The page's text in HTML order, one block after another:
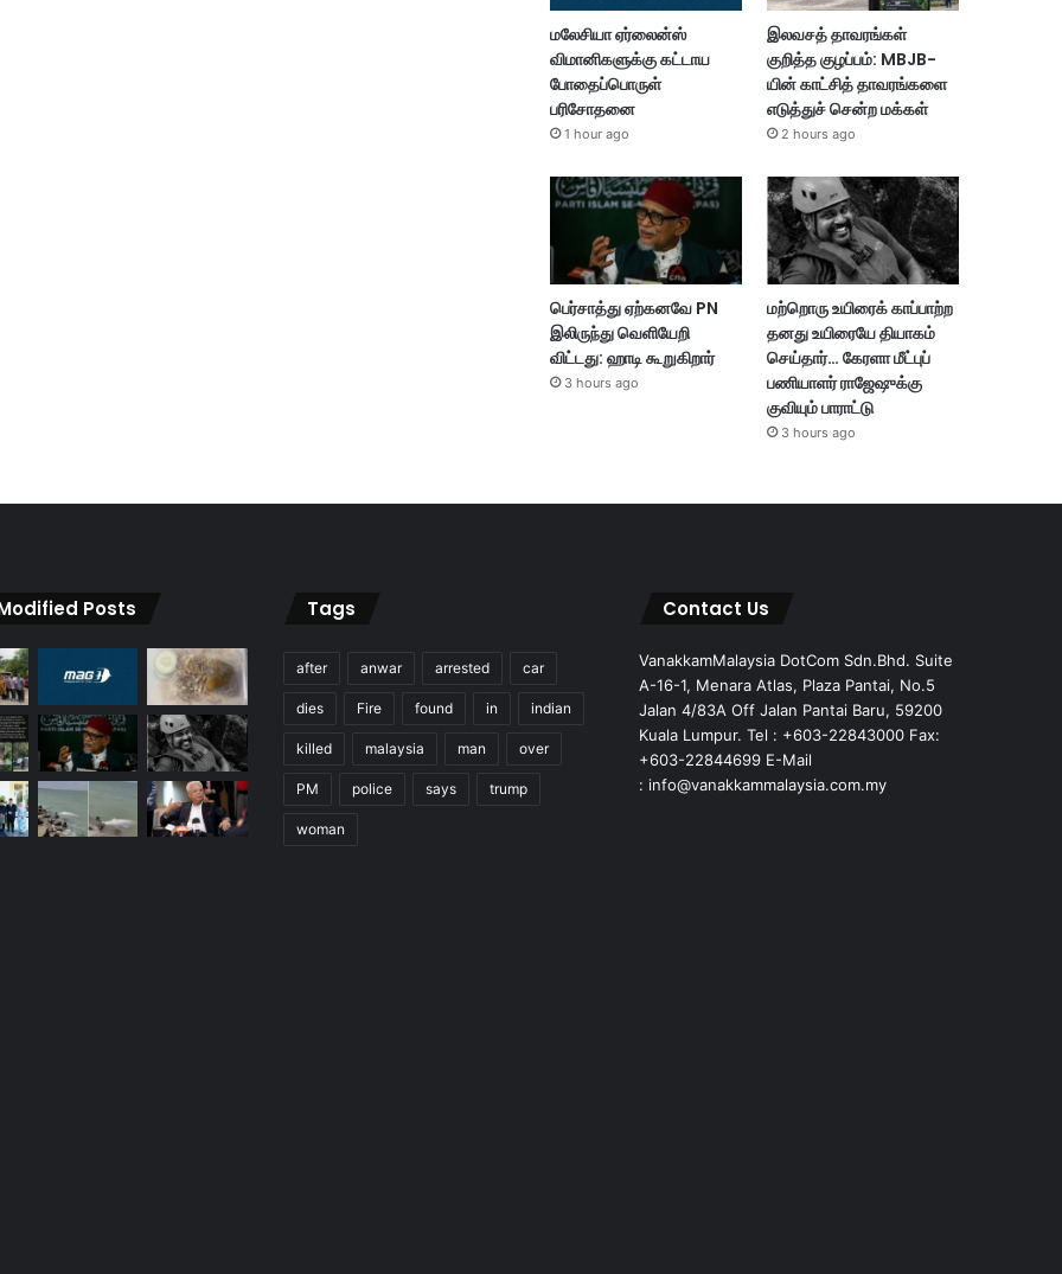
மலேசியா ஏர்லைன்ஸ்
விமானிகளுக்கு கட்டாய
போதைப்பொருள்
பரிசோதனை
1 hour ago
இலவசத் தாவரங்கள்
குறித்த குழப்பம்: MBJB-
யின் காட்சித் தாவரங்களை
எடுத்துச் சென்ற மக்கள்
2 hours ago
பெர்சாத்து ஏற்கனவே PN
இலிருந்து வெளியேறி
விட்டது: ஹாடி கூறுகிறார்
3 hours ago
மற்றொரு உயிரைக் காப்பாற்ற
தனது உயிரையே தியாகம்
செய்தார்… கேரளா மீட்புப்
பணியாளர் ராஜேஷுக்கு
குவியும் பாராட்டு
3 hours ago
Posts Tags
after anwar arrested car
dies Fire found in indian
killed malaysia man over
PM police says trump
woman
Contact Us
VanakkamMalaysia DotCom Sdn.Bhd. Suite
A-16-1, Menara Atlas, Plaza Pantai, No.5
Jalan 4/83A Off Jalan Pantai Baru, 59200
Kuala Lumpur. Tel : +603-22843000 Fax:
+603-22844699 E-Mail
: info@vanakkammalaysia.com.my